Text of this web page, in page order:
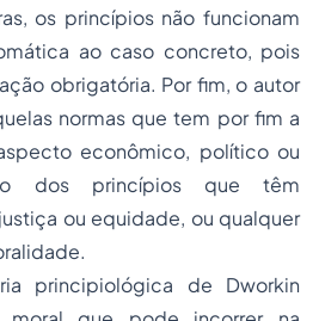
os princípios não funcionam
ao caso concreto, pois
obrigatória. Por fim, o autor
normas que tem por fim a
econômico, político ou
dos princípios que têm
ou equidade, ou qualquer
principiológica de Dworkin